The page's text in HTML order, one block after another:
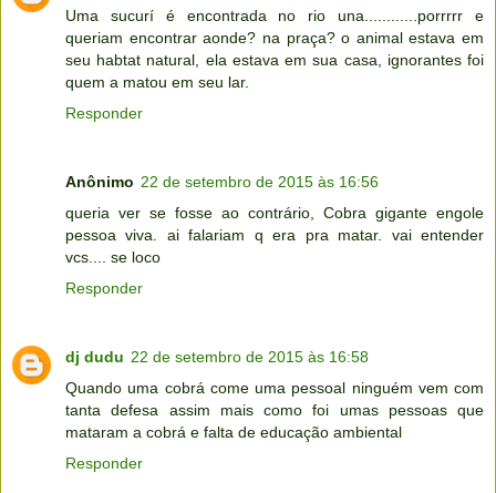
Uma sucurí é encontrada no rio una............porrrrr e
queriam encontrar aonde? na praça? o animal estava em
seu habtat natural, ela estava em sua casa, ignorantes foi
quem a matou em seu lar.
Responder
Anônimo 22 de setembro de 2015 às 16:56
queria ver se fosse ao contrário, Cobra gigante engole
pessoa viva. ai falariam q era pra matar. vai entender
vcs.... se loco
Responder
dj dudu 22 de setembro de 2015 às 16:58
Quando uma cobrá come uma pessoal ninguém vem com
tanta defesa assim mais como foi umas pessoas que
mataram a cobrá e falta de educação ambiental
Responder